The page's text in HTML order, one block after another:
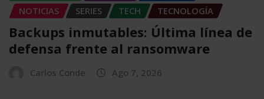
NOTICIAS
SERIES TECH TECNOLOGÍA
Backups inmutables: Última línea de
defensa frente al ransomware
Carlos Conde Ago 7, 2026